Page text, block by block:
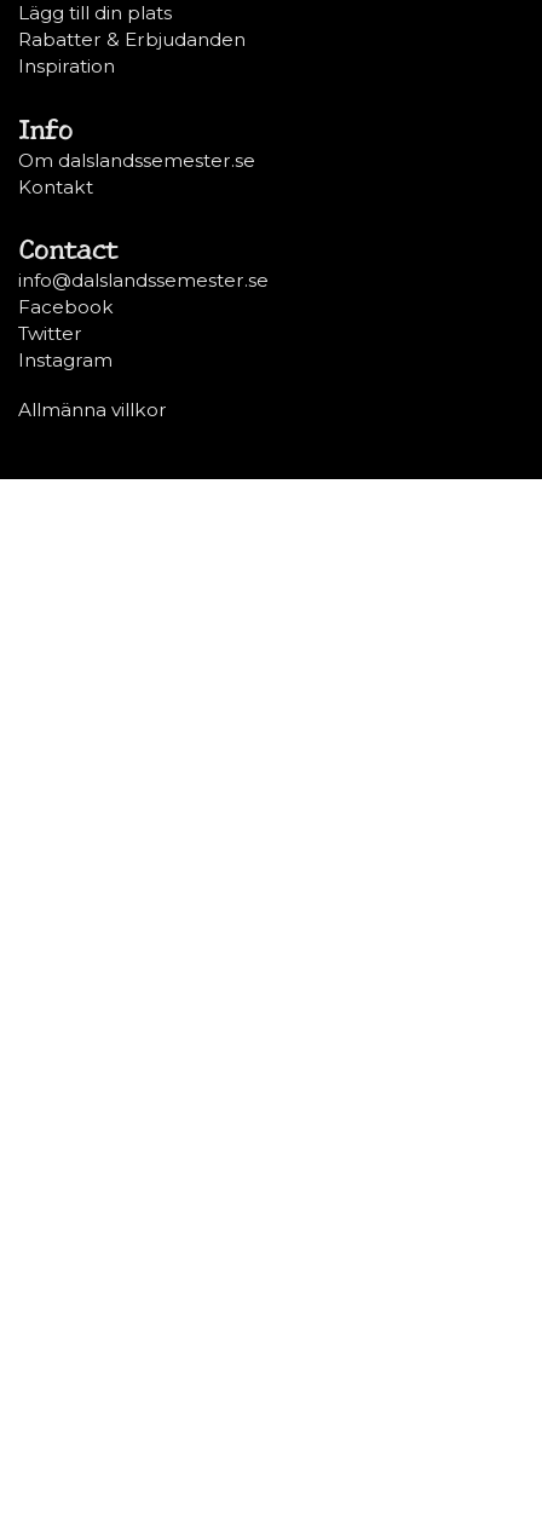
Lägg till din plats
Rabatter & Erbjudanden
Inspiration
Info
Om dalslandssemester.se
Kontakt
Contact
info@dalslandssemester.se
Facebook
Twitter
Instagram
Allmänna villkor